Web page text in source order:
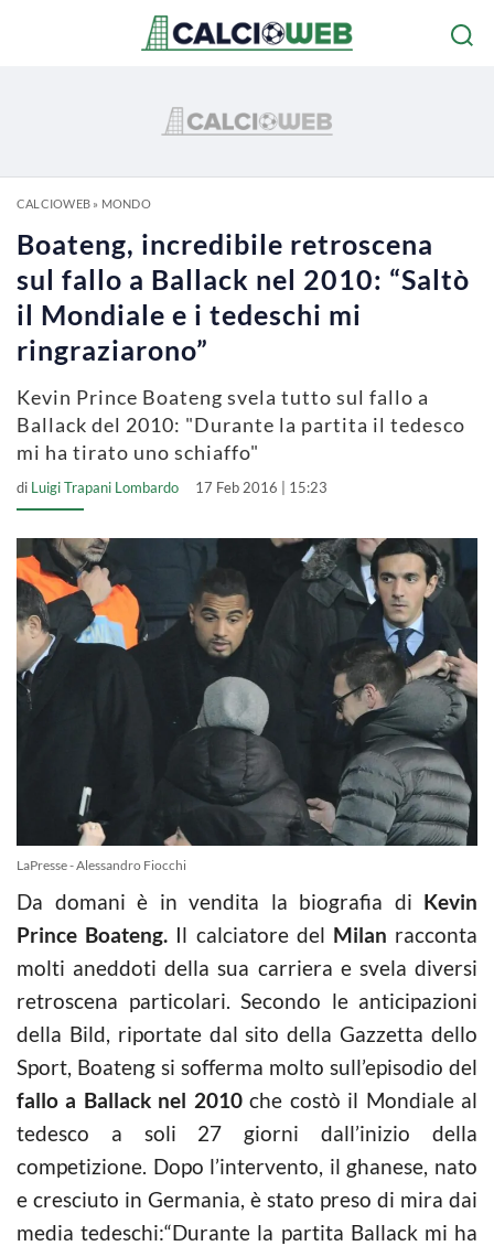
CALCIOWEB» MONDO
Boateng, incredibile retroscena
sul fallo a Ballack nel 2010: “Saltò
il Mondiale e i tedeschi mi
ringraziarono”
Kevin Prince Boateng svela tutto sul fallo a
Ballack del 2010: "Durante la partita il tedesco
mi ha tirato uno schiaffo"
di Luigi Trapani Lombardo 17 Feb 2016 | 15:23
LaPresse - Alessandro Fiocchi
Da domani è in vendita la biografia di Kevin
Prince Boateng. Il calciatore del Milan racconta
molti aneddoti della sua carriera e svela diversi
retroscena particolari. Secondo le anticipazioni
della Bild, riportate dal sito della Gazzetta dello
Sport, Boateng si sofferma molto sull’episodio del
fallo a Ballack nel 2010che costò il Mondiale al
tedesco a soli 27 giorni dall’inizio della
competizione. Dopo l’intervento, il ghanese, nato
e cresciuto in Germania, è stato preso di mira dai
media tedeschi:“Durante la partita Ballack mi ha